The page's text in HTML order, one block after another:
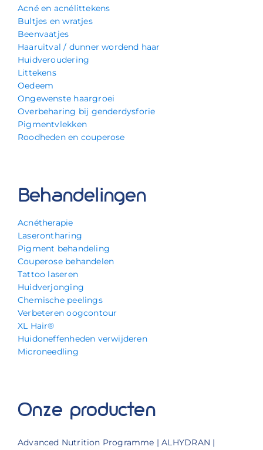
Acné en acnélittekens
Bultjes en wratjes
Beenvaatjes
Haaruitval / dunner wordend haar
Huidveroudering
Littekens
Oedeem
Ongewenste haargroei
Overbeharing bij genderdysforie
Pigmentvlekken
Roodheden en couperose
Behandelingen
Acnétherapie
Laserontharing
Pigment behandeling
Couperose behandelen
Tattoo laseren
Huidverjonging
Chemische peelings
Verbeteren oogcontour
XL Hair®
Huidoneffenheden verwijderen
Microneedling
Onze producten
Advanced Nutrition Programme | ALHYDRAN |